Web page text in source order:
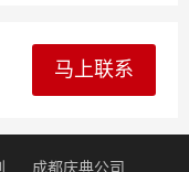
马上联系
成都庆典公司